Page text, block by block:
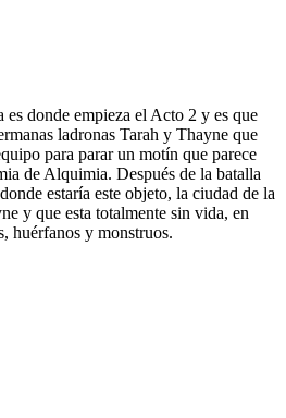
donde empieza el Acto 2 y es que
ladronas Tarah y Thayne que
para parar un motín que parece
de Alquimia. Después de la batalla
estaría este objeto, la ciudad de la
y que esta totalmente sin vida, en
huérfanos y monstruos.